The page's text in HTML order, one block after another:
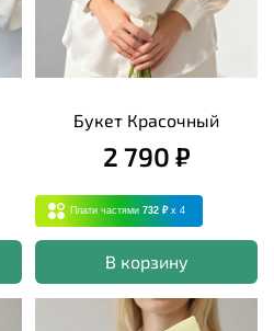
Букет Красочный
2 790 ₽
Плати частями 732 ₽ x 4
В корзину